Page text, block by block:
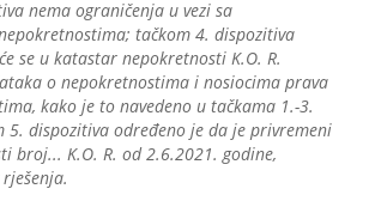
nema ograničenja u vezi sa
tačkom 4. dispozitiva
se u katastar nepokretnosti K.O. R.
o nepokretnostima i nosiocima prava
kako je to navedeno u tačkama 1.-3.
5. dispozitiva određeno je da je privremeni
broj... K.O. R. od 2.6.2021. godine,